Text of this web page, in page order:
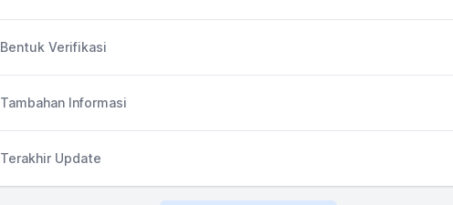
Bentuk Verifikasi
Tambahan Informasi
Terakhir Update